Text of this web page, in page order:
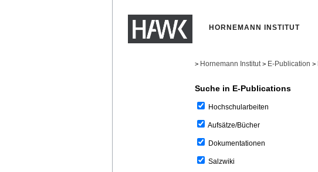
HORNEMANN INSTITUT
> Hornemann Institut > E-Publication >
Suche in E-Publications
Hochschularbeiten
Aufsätze/Bücher
Dokumentationen
Salzwiki